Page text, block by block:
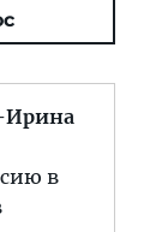
Ирина
в